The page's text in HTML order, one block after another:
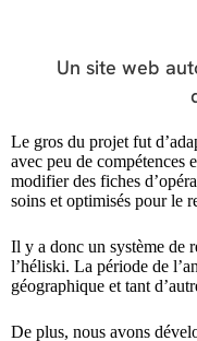
Un site web
Le gros du projet fut
avec peu de compétences
modifier des fiches
soins et optimisés pour le
Il y a donc un système de
l’héliski. La période de
géographique et tant
De plus, nous avons